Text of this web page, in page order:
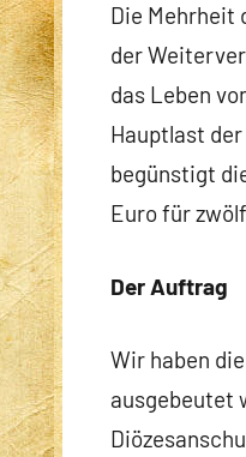
Die Mehrheit
der
das Leben
Hauptlast
begünstigt
Euro für
Der Auftrag
Wir haben
ausgebeutet